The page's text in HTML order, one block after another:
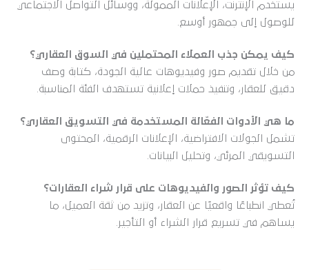
يستخدم الإنترنت، الإعلانات الممولة، ووسائل التواصل الاجتماعي
للوصول إلى جمهور أوسع.
كيف يمكن جذب العملاء المحتملين في السوق العقاري؟
من خلال تقديم صور وفيديوهات عالية الجودة، كتابة وصف
دقيق للعقار، وتنفيذ حملات إعلانية تستهدف الفئة المناسبة.
ما هي الأدوات الفعّالة المستخدمة في التسويق العقاري؟
تشمل الجولات الافتراضية، الإعلانات الرقمية، المحتوى
التسويقي المرئي، وتحليل البيانات.
كيف تؤثر الصور والفيديوهات على قرار شراء العقارات؟
تُعطي انطباعًا واقعيًا عن العقار، وتزيد من ثقة العميل، ما
يساهم في تسريع قرار الشراء أو التأجير.